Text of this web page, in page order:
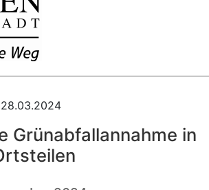
Grünabfallannahme in